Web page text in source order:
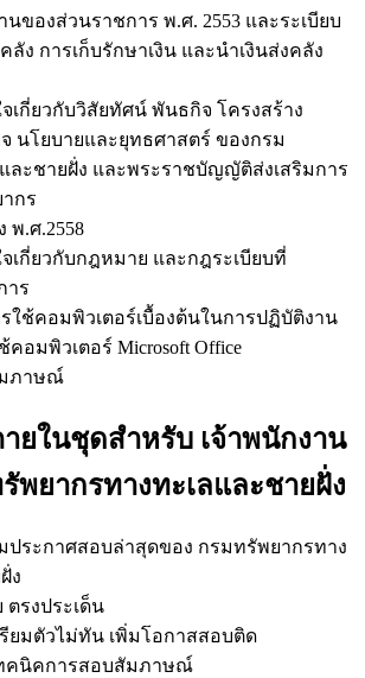
นของส่วนราชการ พ.ศ. 2553 และระเบียบ
ลัง การเก็บรักษาเงิน และนำเงินส่งคลัง
เกี่ยวกับวิสัยทัศน์ พันธกิจ โครงสร้าง
นโยบายและยุทธศาสตร์ ของกรม
ละชายฝั่ง และพระราชบัญญัติส่งเสริมการ
กร
พ.ศ.2558
เกี่ยวกับกฎหมาย และกฎระเบียบที่
าร
ใช้คอมพิวเตอร์เบื้องต้นในการปฏิบัติงาน
คอมพิวเตอร์ Microsoft Office
มภาษณ์
ายในชุดสำหรับ เจ้าพนักงาน
พยากรทางทะเลและชายฝั่ง
ประกาศสอบล่าสุดของ กรมทรัพยากรทาง
ง
ตรงประเด็น
ยมตัวไม่ทัน เพิ่มโอกาสสอบติด
ทคนิคการสอบสัมภาษณ์